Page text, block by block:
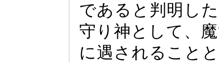
であると判明し
守り神として、
に遇されること